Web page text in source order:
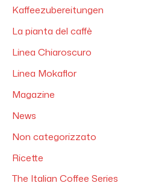
Kaffeezubereitungen
La pianta del caffè
Linea Chiaroscuro
Linea Mokaflor
Magazine
News
Non categorizzato
Ricette
The Italian Coffee Series